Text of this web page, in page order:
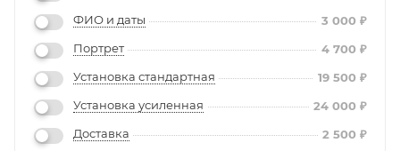
ФИО и даты
3 000 ₽
Портрет
4 700 ₽
Установка стандартная
19 500 ₽
Установка усиленная
24 000 ₽
Доставка
2 500 ₽